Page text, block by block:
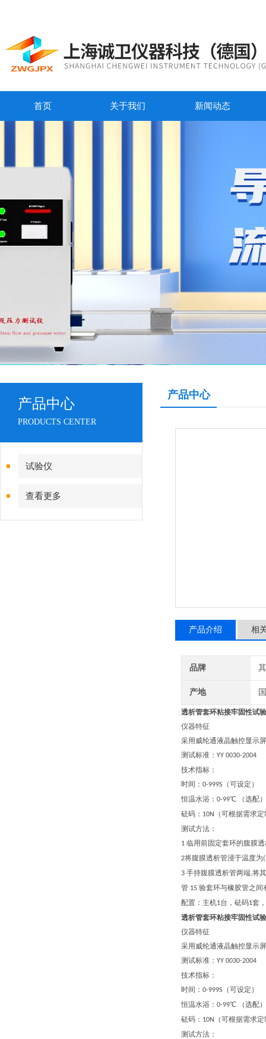
首页 关于我们 新闻动态
产品中心
PRODUCTS CENTER
试验仪
查看更多
产品中心
产品介绍 相
品牌
产地
透析管套环粘接牢固性试
仪器特征
采用 威纶通液晶触控显示
测试标准： YY 0030-2004
技术指标：
时间： 0-999S
（可设定）
恒温水浴： 0-99℃ （选配）
砝码： 10N
（可根据需求
测试方法：
1 临用前固定套环的腹膜
2将腹膜透析管浸于温度为
3 手持腹膜透析管两端,将
管 15 验套环与橡胶管之间
配置：主机1台，砝码1套
透析管套环粘接牢固性试
仪器特征
采用 威纶通液晶触控显示
测试标准： YY 0030-2004
技术指标：
时间： 0-999S
（可设定）
恒温水浴： 0-99℃ （选配）
砝码： 10N
（可根据需求
测试方法：